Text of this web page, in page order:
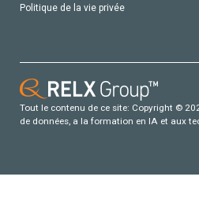
Politique de la vie privée
Tout le contenu de ce site: Copyright ©
de données, a la formation en IA et aux